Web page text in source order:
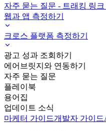
자주 묻는 질문 - 트래킹 링크
웹과 앱 측정하기
크로스 플랫폼 측정하기
광고 성과 조회하기
에어브릿지와 연동하기
자주 묻는 질문
플레이북
용어집
업데이트 소식
마케터 가이드개발자 가이드